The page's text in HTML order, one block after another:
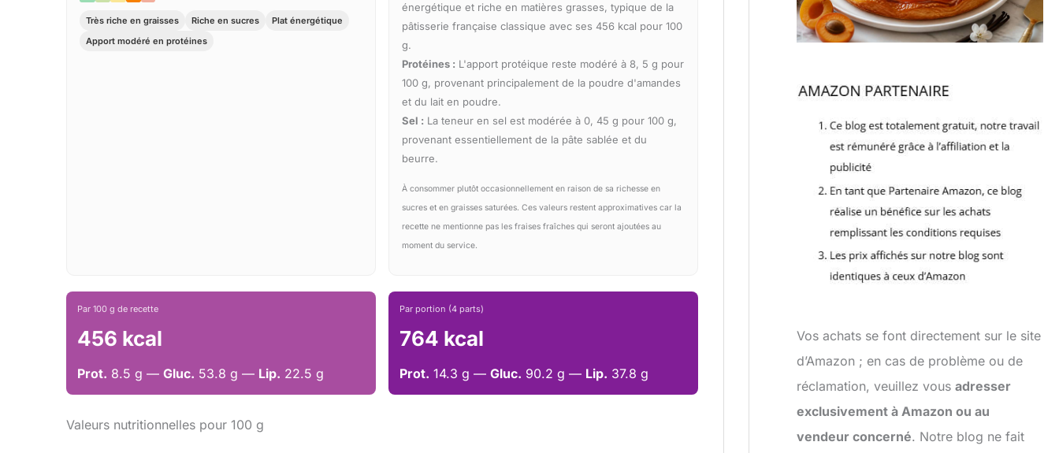
Très riche en graisses Riche en sucres
Plat énergétique
Apport modéré en protéines
énergétique et riche en matières grasses, typique de la
pâtisserie française classique avec ses 456 kcal pour 100
g.
Protéines : L'apport protéique reste modéré à 8, 5 g pour
100 g, provenant principalement de la poudre d'amandes
et du lait en poudre.
Sel : La teneur en sel est modérée à 0, 45 g pour 100 g,
provenant essentiellement de la pâte sablée et du
beurre.
À consommer plutôt occasionnellement en raison de sa richesse en
sucres et en graisses saturées. Ces valeurs restent approximatives car la
recette ne mentionne pas les fraises fraîches qui seront ajoutées au
moment du service.
Par 100 g de recette
456 kcal
Prot. 8.5 g — Gluc. 53.8 g — Lip. 22.5 g
Par portion (4 parts)
764 kcal
Prot. 14.3 g —Gluc. 90.2 g — Lip. 37.8 g
Valeurs nutritionnelles pour 100 g
Vos achats se font directement sur le site
d’Amazon ; en cas de problème ou de
réclamation, veuillez vousadresser
exclusivement à Amazon ou au
vendeur concerné. Notre blog ne fait